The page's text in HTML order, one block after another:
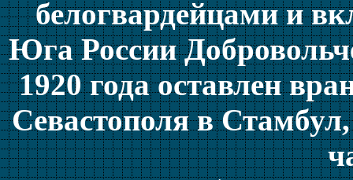
белогвардейцами и
Юга России
1920 года оставлен
Севастополя в